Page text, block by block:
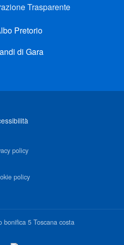
Trasparente
Pretorio
di Gara
policy
policy
bonifica 5 Toscana costa